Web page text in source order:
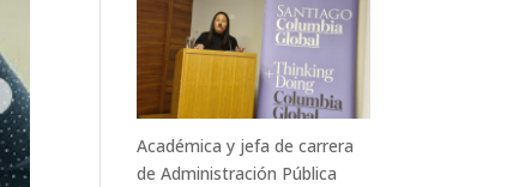
Académica y jefa de carrera
de Administración Pública